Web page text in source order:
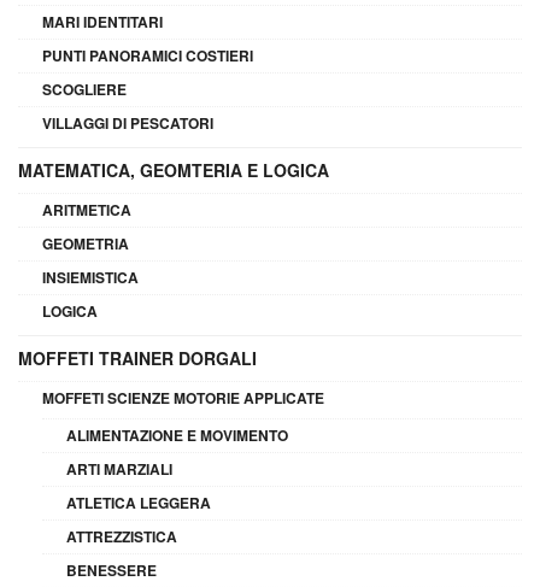
MARI IDENTITARI
PUNTI PANORAMICI COSTIERI
SCOGLIERE
VILLAGGI DI PESCATORI
MATEMATICA, GEOMTERIA E LOGICA
ARITMETICA
GEOMETRIA
INSIEMISTICA
LOGICA
MOFFETI TRAINER DORGALI
MOFFETI SCIENZE MOTORIE APPLICATE
ALIMENTAZIONE E MOVIMENTO
ARTI MARZIALI
ATLETICA LEGGERA
ATTREZZISTICA
BENESSERE